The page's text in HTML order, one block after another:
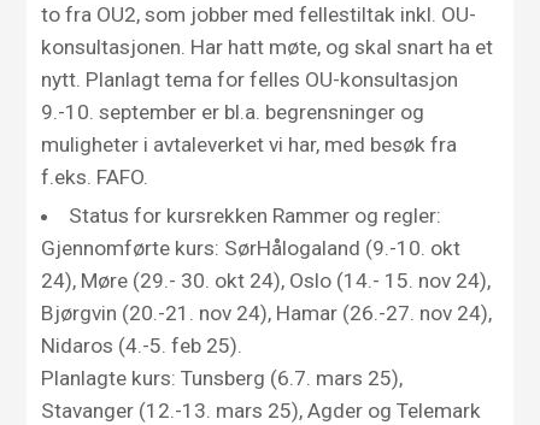
to fra OU2, som jobber med fellestiltak inkl. OU-
konsultasjonen. Har hatt møte, og skal snart ha et
nytt. Planlagt tema for felles OU-konsultasjon
9.-10. september er bl.a. begrensninger og
muligheter i avtaleverket vi har, med besøk fra
f.eks. FAFO.
Status for kursrekken Rammer og regler:
Gjennomførte kurs: SørHålogaland (9.-10. okt
24), Møre (29.- 30. okt 24), Oslo (14.- 15. nov 24),
Bjørgvin (20.-21. nov 24), Hamar (26.-27. nov 24),
Nidaros (4.-5. feb 25).
Planlagte kurs: Tunsberg (6.7. mars 25),
Stavanger (12.-13. mars 25), Agder og Telemark